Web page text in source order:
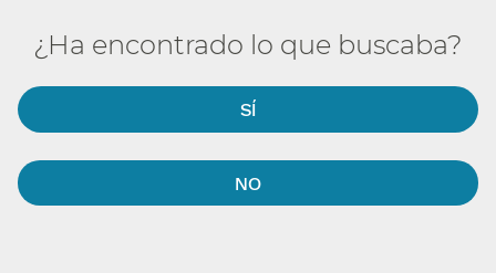
¿Ha encontrado lo que buscaba?​​
SÍ​​
NO​​